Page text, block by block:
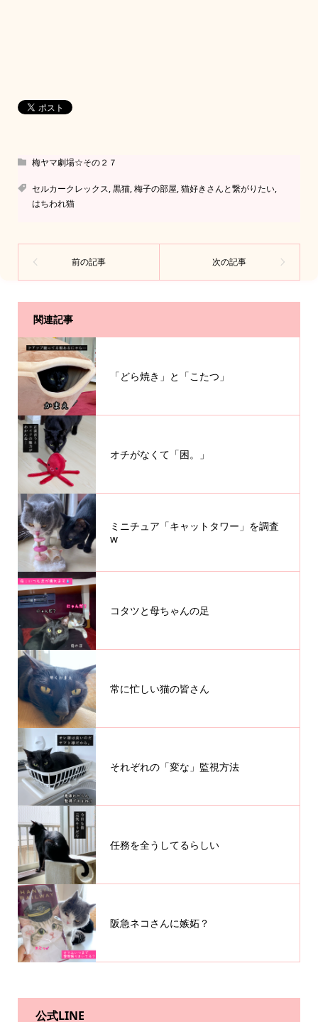
梅ヤマ劇場☆その２７
セルカークレックス,黒猫,梅子の部屋,猫好きさんと繋がりたい,
はちわれ猫
関連記事
「どら焼き」と「こたつ」
オチがなくて「困。」
ミニチュア「キャットタワー」を調査
w
コタツと母ちゃんの足
常に忙しい猫の皆さん
それぞれの「変な」監視方法
任務を全うしてるらしい
阪急ネコさんに嫉妬？
公式LINE